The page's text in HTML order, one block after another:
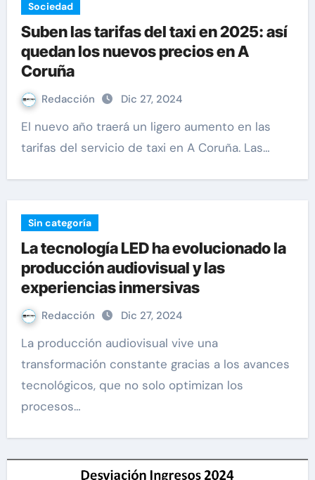
Sociedad
Suben las tarifas del taxi en 2025: así
quedan los nuevos precios en A
Coruña
Redacción Dic 27, 2024
El nuevo año traerá un ligero aumento en las
tarifas del servicio de taxi en A Coruña. Las…
Sin categoría
La tecnología LED ha evolucionado la
producción audiovisual y las
experiencias inmersivas
Redacción Dic 27, 2024
La producción audiovisual vive una
transformación constante gracias a los avances
tecnológicos, que no solo optimizan los
procesos…